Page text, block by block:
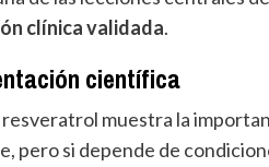
clínica validada.
científica
resveratrol muestra la
pero si depende de